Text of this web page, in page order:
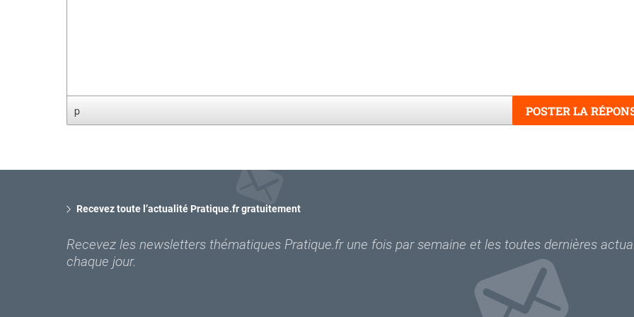
p POSTER LA
Recevez toute l’actualité Pratique.fr gratuitement
Recevez les newsletters thématiques Pratique.fr une fois par semaine et les toutes dernières
chaque jour.